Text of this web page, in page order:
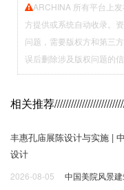
ARCHINA 所有平台上
方提供或系统自动收录。
问题，需要版权方和第三
误后删除涉及版权问题的
相关推荐
丰惠孔庙展陈设计与实施 |
设计
2026-08-05 中国美院风景